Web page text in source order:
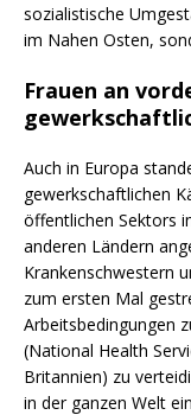
sozialistische
im Nahen Osten,
Frauen an
Auch in Europa
gewerkschaftlichen
öffentlichen Sektors
anderen Ländern
Krankenschwestern
zum ersten Mal
Arbeitsbedingungen
(National Health
Britannien) zu
in der ganzen Welt